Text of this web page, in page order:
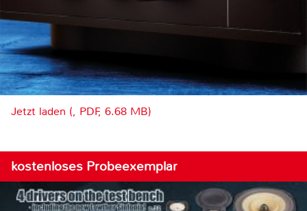
Jetzt laden (, PDF, 6.68 MB)
kostenloses Probeexemplar